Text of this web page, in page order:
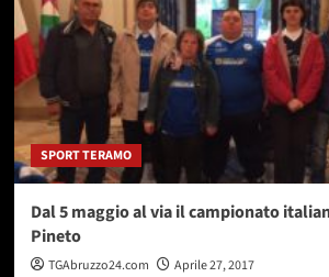
i
sindaci
Cratere:
“Maggiore
sicurezza
sulle
scuole”
SPORT TERAMO
Dal 5 maggio al via il campionato
Pineto
TGAbruzzo24.com
Aprile 27, 2017